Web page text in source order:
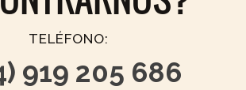
TELÉFONO:
919 205 686